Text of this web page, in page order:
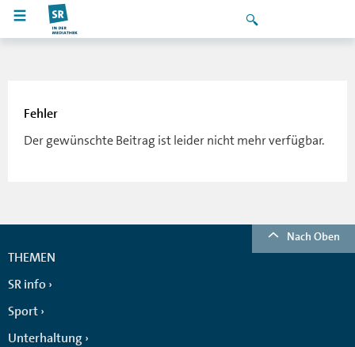
Fehler
Der gewünschte Beitrag ist leider nicht mehr verfügbar.
Nach Oben
THEMEN
SR info
Sport
Unterhaltung